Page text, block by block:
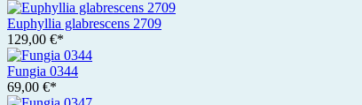
Euphyllia glabrescens 2709
129,00 €*
Fungia 0344
69,00 €*